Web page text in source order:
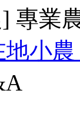
專業
小